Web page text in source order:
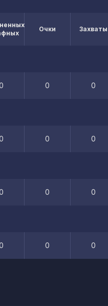
Очки Захваты
0 0
0 0
0 0
0 0